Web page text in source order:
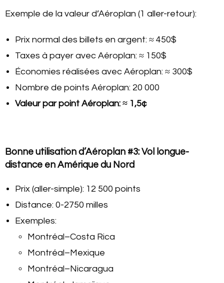
Exemple de la valeur d’Aéroplan (1 aller-retour):
Prix normal des billets en argent: ≈ 450$
Taxes à payer avec Aéroplan: ≈ 150$
Économies réalisées avec Aéroplan: ≈ 300$
Nombre de points Aéroplan: 20 000
Valeur par point Aéroplan: ≈ 1,5¢
Bonne utilisation d’Aéroplan #3: Vol longue-
distance en Amérique du Nord
Prix (aller-simple): 12 500 points
Distance: 0-2750 milles
Exemples:
Montréal–Costa Rica
Montréal–Mexique
Montréal–Nicaragua